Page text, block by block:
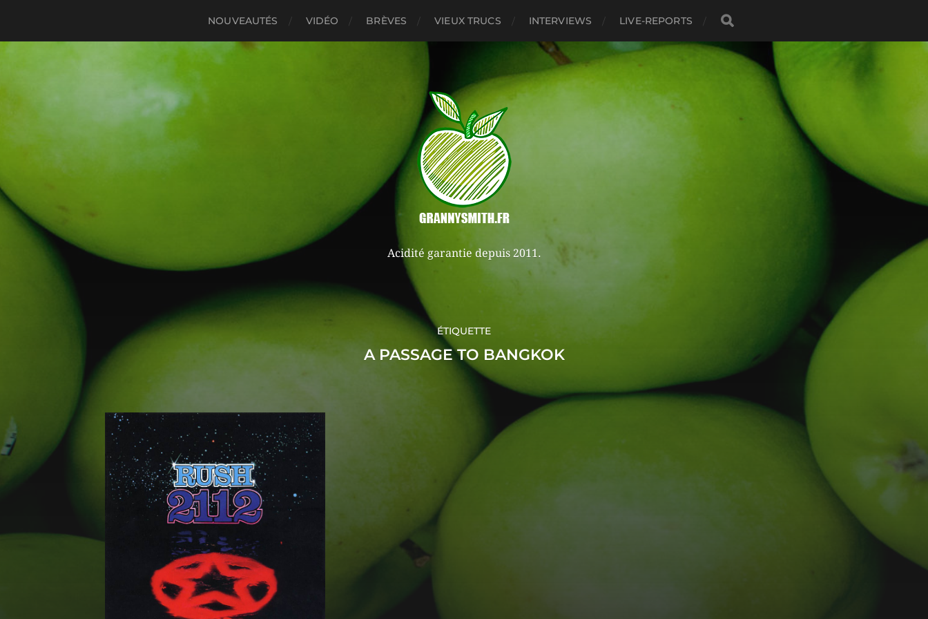
NOUVEAUTÉS VIDÉO BRÈVES VIEUX TRUCS INTERVIEWS LIVE-REPORTS
Acidité garantie depuis 2011.
ÉTIQUETTE
A PASSAGE TO BANGKOK